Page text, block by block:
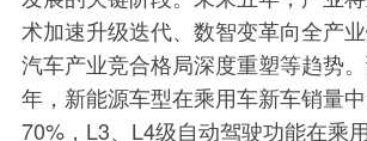
术加速升级迭代、数智变革向全产
汽车产业竞合格局深度重塑等趋势
年，新能源车型在乘用车新车销量
70%，L3、L4级自动驾驶功能在乘